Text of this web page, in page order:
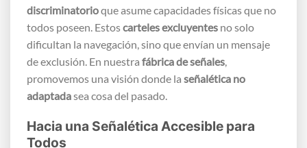
discriminatorioque asume capacidades físicas que no
todos poseen. Estoscarteles excluyentes no solo
dificultan la navegación, sino que envían un mensaje
de exclusión. En nuestra fábrica de señales
promovemos una visión donde la señalética no
adaptadasea cosa del pasado.
Hacia una Señalética Accesible para
Todos